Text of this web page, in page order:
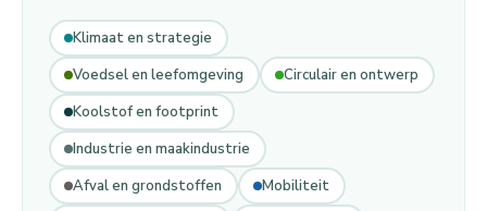
Klimaat en strategie
Voedsel en leefomgeving
Circulair en ontwerp
Koolstof en footprint
Industrie en maakindustrie
Afval en grondstoffen
Mobiliteit